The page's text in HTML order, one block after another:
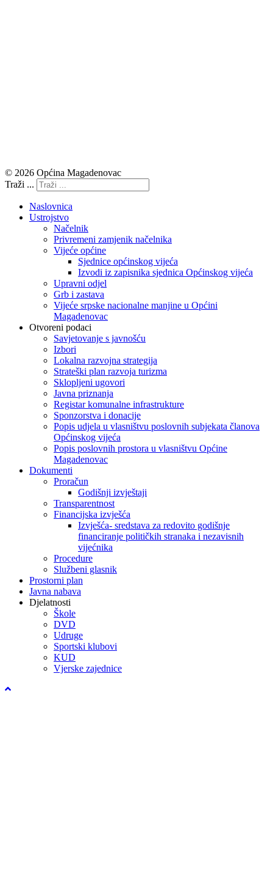
© 2026 Općina Magadenovac
Traži ...
Naslovnica
Ustrojstvo
Načelnik
Privremeni zamjenik načelnika
Vijeće općine
Sjednice općinskog vijeća
Izvodi iz zapisnika sjednica Općinskog vijeća
Upravni odjel
Grb i zastava
Vijeće srpske nacionalne manjine u Općini
Magadenovac
Otvoreni podaci
Savjetovanje s javnošću
Izbori
Lokalna razvojna strategija
Strateški plan razvoja turizma
Sklopljeni ugovori
Javna priznanja
Registar komunalne infrastrukture
Sponzorstva i donacije
Popis udjela u vlasništvu poslovnih subjekata članova
Općinskog vijeća
Popis poslovnih prostora u vlasništvu Općine
Magadenovac
Dokumenti
Proračun
Godišnji izvještaji
Transparentnost
Financijska izvješća
Izvješća- sredstava za redovito godišnje
financiranje političkih stranaka i nezavisnih
vijećnika
Procedure
Službeni glasnik
Prostorni plan
Javna nabava
Djelatnosti
Škole
DVD
Udruge
Sportski klubovi
KUD
Vjerske zajednice